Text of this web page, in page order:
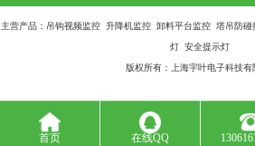
主营产品：吊钩视频监控 升降机监控 卸料平台监控 塔吊防
灯 安全提示灯
版权所有：上海宇叶电子科技有
首页 在线QQ